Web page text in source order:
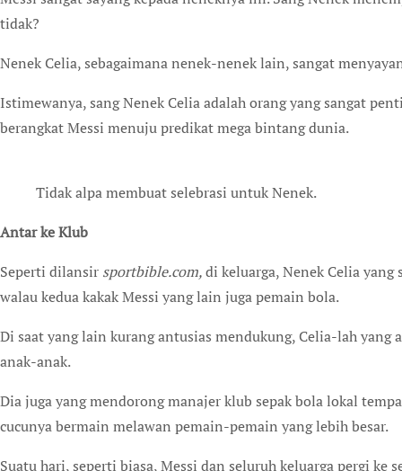
tidak?
Nenek Celia, sebagaimana nenek-nenek lain, sangat
Istimewanya, sang Nenek Celia adalah orang yang sangat
berangkat Messi menuju predikat mega bintang dunia.
Tidak alpa membuat selebrasi untuk Nenek.
Antar ke Klub
Seperti dilansir sportbible.com,di keluarga, Nenek Celia
walau kedua kakak Messi yang lain juga pemain bola.
Di saat yang lain kurang antusias mendukung, Celia-lah
anak-anak.
Dia juga yang mendorong manajer klub sepak bola lokal
cucunya bermain melawan pemain-pemain yang lebih besar.
Suatu hari, seperti biasa, Messi dan seluruh keluarga pergi ke